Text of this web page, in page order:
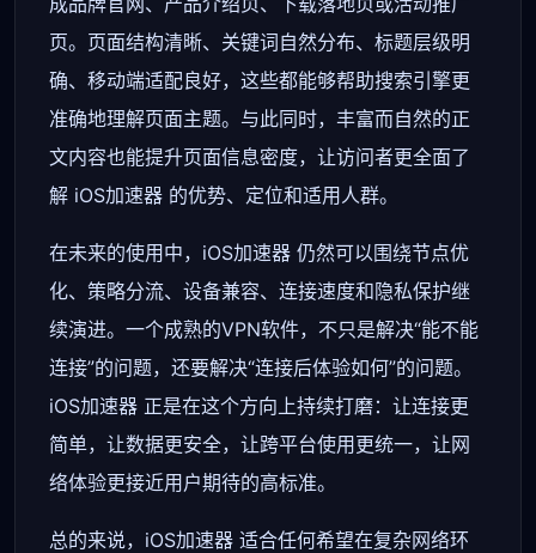
页。页面结构清晰、关键词自然分布、标题层级明
确、移动端适配良好，这些都能够帮助搜索引擎更
准确地理解页面主题。与此同时，丰富而自然的正
文内容也能提升页面信息密度，让访问者更全面了
解 iOS加速器 的优势、定位和适用人群。
在未来的使用中，iOS加速器 仍然可以围绕节点优
化、策略分流、设备兼容、连接速度和隐私保护继
续演进。一个成熟的VPN软件，不只是解决“能不能
连接”的问题，还要解决“连接后体验如何”的问题。
iOS加速器 正是在这个方向上持续打磨：让连接更
简单，让数据更安全，让跨平台使用更统一，让网
络体验更接近用户期待的高标准。
总的来说，iOS加速器 适合任何希望在复杂网络环